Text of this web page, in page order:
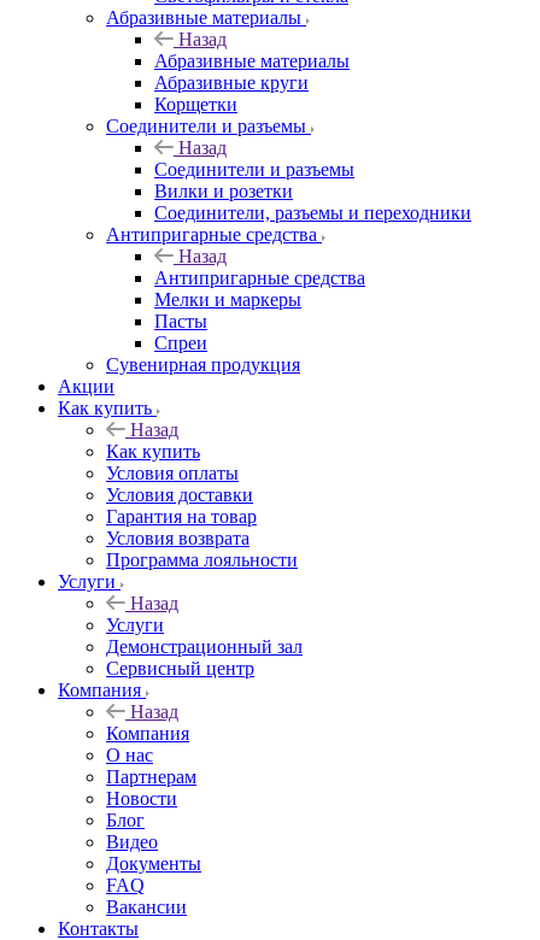
Абразивные материалы
Назад
Абразивные материалы
Абразивные круги
Корщетки
Соединители и разъемы
Назад
Соединители и разъемы
Вилки и розетки
Соединители, разъемы и переходники
Антипригарные средства
Назад
Антипригарные средства
Мелки и маркеры
Пасты
Спреи
Сувенирная продукция
Акции
Как купить
Назад
Как купить
Условия оплаты
Условия доставки
Гарантия на товар
Условия возврата
Программа лояльности
Услуги
Назад
Услуги
Демонстрационный зал
Сервисный центр
Компания
Назад
Компания
О нас
Партнерам
Новости
Блог
Видео
Документы
FAQ
Вакансии
Контакты